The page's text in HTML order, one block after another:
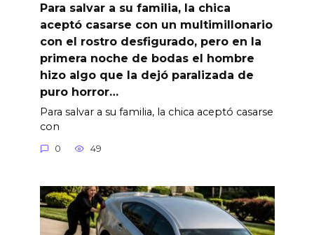
Para salvar a su familia, la chica
aceptó casarse con un multimillonario
con el rostro desfigurado, pero en la
primera noche de bodas el hombre
hizo algo que la dejó paralizada de
puro horror…
Para salvar a su familia, la chica aceptó casarse
con
0 49